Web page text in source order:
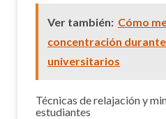
Ver también: Cómo
concentración
universitarios
Técnicas de relajación y
estudiantes